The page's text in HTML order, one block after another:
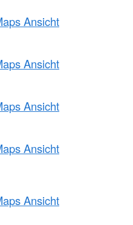
Ansicht
Ansicht
Ansicht
Ansicht
Ansicht